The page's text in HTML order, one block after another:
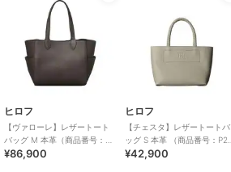
ヒロフ
【ヴァローレ】レザートート
バッグ M 本革（商品番号：
P25-35313）
¥86,900
ヒロフ
【チェスタ】レザートートバ
ッグ S 本革 （商品番号：P25
－30530）
¥42,900